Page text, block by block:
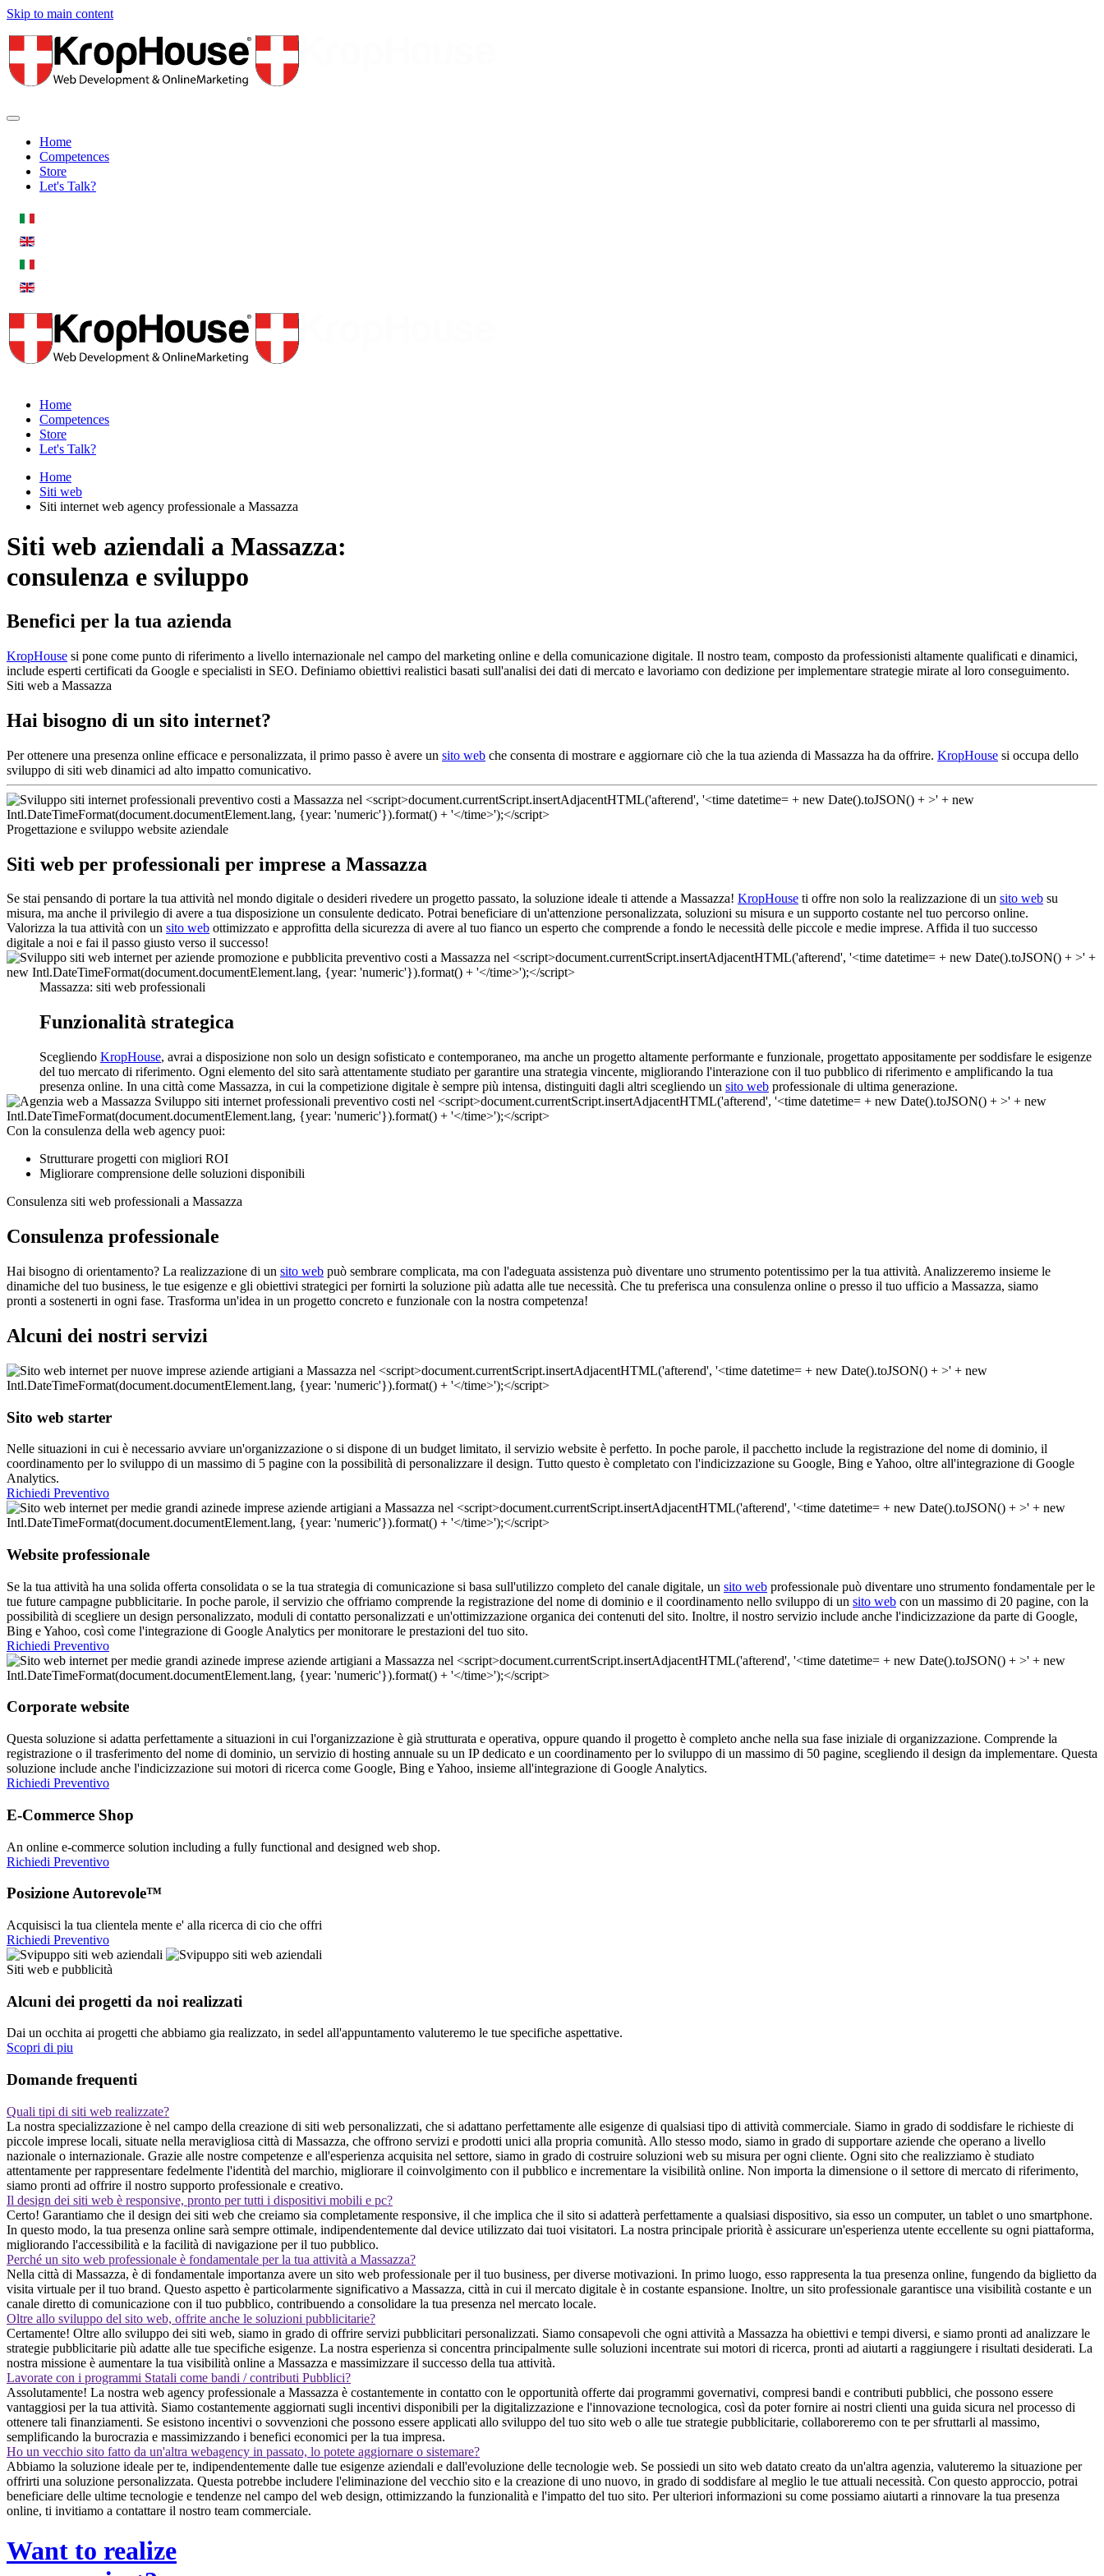
Skip to main content
Home
Competences
Store
Let's Talk?
Home
Competences
Store
Let's Talk?
Home
Siti web
Siti internet web agency professionale a Massazza
Siti web aziendali a Massazza:
consulenza e sviluppo
Benefici per la tua azienda
KropHouse si pone come punto di riferimento a livello internazionale nel campo del marketing online e della comunicazione digitale. Il nostro team, composto da professionisti altamente qualificati e dinamici,
include esperti certificati da Google e specialisti in SEO. Definiamo obiettivi realistici basati sull'analisi dei dati di mercato e lavoriamo con dedizione per implementare strategie mirate al loro conseguimento.
Siti web a Massazza
Hai bisogno di un sito internet?
Per ottenere una presenza online efficace e personalizzata, il primo passo è avere un sito web che consenta di mostrare e aggiornare ciò che la tua azienda di Massazza ha da offrire. KropHouse si occupa dello
sviluppo di siti web dinamici ad alto impatto comunicativo.
Progettazione e sviluppo website aziendale
Siti web per professionali per imprese a Massazza
Se stai pensando di portare la tua attività nel mondo digitale o desideri rivedere un progetto passato, la soluzione ideale ti attende a Massazza! KropHouse ti offre non solo la realizzazione di un sito web su
misura, ma anche il privilegio di avere a tua disposizione un consulente dedicato. Potrai beneficiare di un'attenzione personalizzata, soluzioni su misura e un supporto costante nel tuo percorso online.
Valorizza la tua attività con un sito web ottimizzato e approfitta della sicurezza di avere al tuo fianco un esperto che comprende a fondo le necessità delle piccole e medie imprese. Affida il tuo successo
digitale a noi e fai il passo giusto verso il successo!
Massazza: siti web professionali
Funzionalità strategica
Scegliendo KropHouse, avrai a disposizione non solo un design sofisticato e contemporaneo, ma anche un progetto altamente performante e funzionale, progettato appositamente per soddisfare le esigenze
del tuo mercato di riferimento. Ogni elemento del sito sarà attentamente studiato per garantire una strategia vincente, migliorando l'interazione con il tuo pubblico di riferimento e amplificando la tua
presenza online. In una città come Massazza, in cui la competizione digitale è sempre più intensa, distinguiti dagli altri scegliendo un sito web professionale di ultima generazione.
Con la consulenza della web agency puoi:
Strutturare progetti con migliori ROI
Migliorare comprensione delle soluzioni disponibili
Consulenza siti web professionali a Massazza
Consulenza professionale
Hai bisogno di orientamento? La realizzazione di un sito web può sembrare complicata, ma con l'adeguata assistenza può diventare uno strumento potentissimo per la tua attività. Analizzeremo insieme le
dinamiche del tuo business, le tue esigenze e gli obiettivi strategici per fornirti la soluzione più adatta alle tue necessità. Che tu preferisca una consulenza online o presso il tuo ufficio a Massazza, siamo
pronti a sostenerti in ogni fase. Trasforma un'idea in un progetto concreto e funzionale con la nostra competenza!
Alcuni dei nostri servizi
Sito web starter
Nelle situazioni in cui è necessario avviare un'organizzazione o si dispone di un budget limitato, il servizio website è perfetto. In poche parole, il pacchetto include la registrazione del nome di dominio, il
coordinamento per lo sviluppo di un massimo di 5 pagine con la possibilità di personalizzare il design. Tutto questo è completato con l'indicizzazione su Google, Bing e Yahoo, oltre all'integrazione di Google
Analytics.
Richiedi Preventivo
Website professionale
Se la tua attività ha una solida offerta consolidata o se la tua strategia di comunicazione si basa sull'utilizzo completo del canale digitale, un sito web professionale può diventare uno strumento fondamentale per le
tue future campagne pubblicitarie. In poche parole, il servizio che offriamo comprende la registrazione del nome di dominio e il coordinamento nello sviluppo di un sito web con un massimo di 20 pagine, con la
possibilità di scegliere un design personalizzato, moduli di contatto personalizzati e un'ottimizzazione organica dei contenuti del sito. Inoltre, il nostro servizio include anche l'indicizzazione da parte di Google,
Bing e Yahoo, così come l'integrazione di Google Analytics per monitorare le prestazioni del tuo sito.
Richiedi Preventivo
Corporate website
Questa soluzione si adatta perfettamente a situazioni in cui l'organizzazione è già strutturata e operativa, oppure quando il progetto è completo anche nella sua fase iniziale di organizzazione. Comprende la
registrazione o il trasferimento del nome di dominio, un servizio di hosting annuale su un IP dedicato e un coordinamento per lo sviluppo di un massimo di 50 pagine, scegliendo il design da implementare. Questa
soluzione include anche l'indicizzazione sui motori di ricerca come Google, Bing e Yahoo, insieme all'integrazione di Google Analytics.
Richiedi Preventivo
E-Commerce Shop
An online e-commerce solution including a fully functional and designed web shop.
Richiedi Preventivo
Posizione Autorevole™
Acquisisci la tua clientela mente e' alla ricerca di cio che offri
Richiedi Preventivo
Siti web e pubblicità
Alcuni dei progetti da noi realizzati
Dai un occhita ai progetti che abbiamo gia realizzato, in sedel all'appuntamento valuteremo le tue specifiche aspettative.
Scopri di piu
Domande frequenti
Quali tipi di siti web realizzate?
La nostra specializzazione è nel campo della creazione di siti web personalizzati, che si adattano perfettamente alle esigenze di qualsiasi tipo di attività commerciale. Siamo in grado di soddisfare le richieste di
piccole imprese locali, situate nella meravigliosa città di Massazza, che offrono servizi e prodotti unici alla propria comunità. Allo stesso modo, siamo in grado di supportare aziende che operano a livello
nazionale o internazionale. Grazie alle nostre competenze e all'esperienza acquisita nel settore, siamo in grado di costruire soluzioni web su misura per ogni cliente. Ogni sito che realizziamo è studiato
attentamente per rappresentare fedelmente l'identità del marchio, migliorare il coinvolgimento con il pubblico e incrementare la visibilità online. Non importa la dimensione o il settore di mercato di riferimento,
siamo pronti ad offrire il nostro supporto professionale e creativo.
Il design dei siti web è responsive, pronto per tutti i dispositivi mobili e pc?
Certo! Garantiamo che il design dei siti web che creiamo sia completamente responsive, il che implica che il sito si adatterà perfettamente a qualsiasi dispositivo, sia esso un computer, un tablet o uno smartphone.
In questo modo, la tua presenza online sarà sempre ottimale, indipendentemente dal device utilizzato dai tuoi visitatori. La nostra principale priorità è assicurare un'esperienza utente eccellente su ogni piattaforma,
migliorando l'accessibilità e la facilità di navigazione per il tuo pubblico.
Perché un sito web professionale è fondamentale per la tua attività a Massazza?
Nella città di Massazza, è di fondamentale importanza avere un sito web professionale per il tuo business, per diverse motivazioni. In primo luogo, esso rappresenta la tua presenza online, fungendo da biglietto da
visita virtuale per il tuo brand. Questo aspetto è particolarmente significativo a Massazza, città in cui il mercato digitale è in costante espansione. Inoltre, un sito professionale garantisce una visibilità costante e un
canale diretto di comunicazione con il tuo pubblico, contribuendo a consolidare la tua presenza nel mercato locale.
Oltre allo sviluppo del sito web, offrite anche le soluzioni pubblicitarie?
Certamente! Oltre allo sviluppo dei siti web, siamo in grado di offrire servizi pubblicitari personalizzati. Siamo consapevoli che ogni attività a Massazza ha obiettivi e tempi diversi, e siamo pronti ad analizzare le
strategie pubblicitarie più adatte alle tue specifiche esigenze. La nostra esperienza si concentra principalmente sulle soluzioni incentrate sui motori di ricerca, pronti ad aiutarti a raggiungere i risultati desiderati. La
nostra missione è aumentare la tua visibilità online a Massazza e massimizzare il successo della tua attività.
Lavorate con i programmi Statali come bandi / contributi Pubblici?
Assolutamente! La nostra web agency professionale a Massazza è costantemente in contatto con le opportunità offerte dai programmi governativi, compresi bandi e contributi pubblici, che possono essere
vantaggiosi per la tua attività. Siamo costantemente aggiornati sugli incentivi disponibili per la digitalizzazione e l'innovazione tecnologica, così da poter fornire ai nostri clienti una guida sicura nel processo di
ottenere tali finanziamenti. Se esistono incentivi o sovvenzioni che possono essere applicati allo sviluppo del tuo sito web o alle tue strategie pubblicitarie, collaboreremo con te per sfruttarli al massimo,
semplificando la burocrazia e massimizzando i benefici economici per la tua impresa.
Ho un vecchio sito fatto da un'altra webagency in passato, lo potete aggiornare o sistemare?
Abbiamo la soluzione ideale per te, indipendentemente dalle tue esigenze aziendali e dall'evoluzione delle tecnologie web. Se possiedi un sito web datato creato da un'altra agenzia, valuteremo la situazione per
offrirti una soluzione personalizzata. Questa potrebbe includere l'eliminazione del vecchio sito e la creazione di uno nuovo, in grado di soddisfare al meglio le tue attuali necessità. Con questo approccio, potrai
beneficiare delle ultime tecnologie e tendenze nel campo del web design, ottimizzando la funzionalità e l'impatto del tuo sito. Per ulteriori informazioni su come possiamo aiutarti a rinnovare la tua presenza
online, ti invitiamo a contattare il nostro team commerciale.
Want to realize